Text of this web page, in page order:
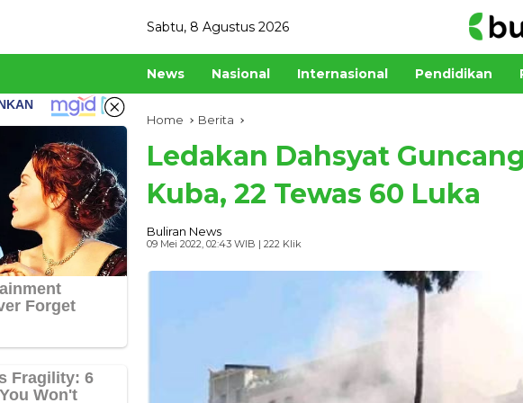
Sabtu, 8 Agustus 2026
News Nasional Internasional Pendidikan
Home Berita
Ledakan Dahsyat
Kuba, 22 Tewas 60 Luka
Buliran News
09 Mei 2022, 02:43 WIB | 222 Klik